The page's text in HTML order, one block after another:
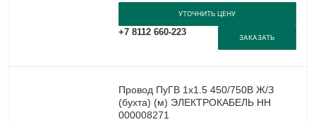
УТОЧНИТЬ ЦЕНУ
+7 8112 660-223
ЗАКАЗАТЬ
Провод ПуГВ 1х1.5 450/750В Ж/З
(бухта) (м) ЭЛЕКТРОКАБЕЛЬ НН
000008271